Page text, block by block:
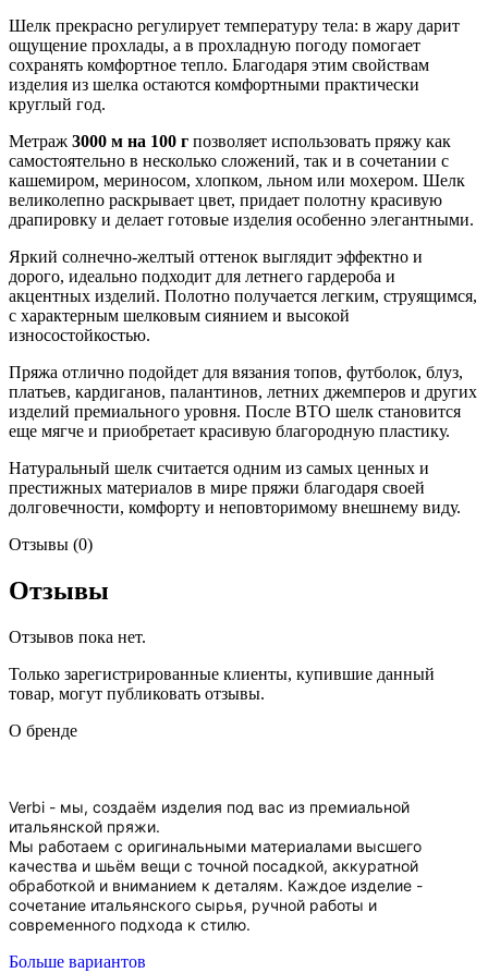
Шелк прекрасно регулирует температуру тела: в жару дарит
ощущение прохлады, а в прохладную погоду помогает
сохранять комфортное тепло. Благодаря этим свойствам
изделия из шелка остаются комфортными практически
круглый год.
Метраж 3000 м на 100 г позволяет использовать пряжу как
самостоятельно в несколько сложений, так и в сочетании с
кашемиром, мериносом, хлопком, льном или мохером. Шелк
великолепно раскрывает цвет, придает полотну красивую
драпировку и делает готовые изделия особенно элегантными.
Яркий солнечно-желтый оттенок выглядит эффектно и
дорого, идеально подходит для летнего гардероба и
акцентных изделий. Полотно получается легким, струящимся,
с характерным шелковым сиянием и высокой
износостойкостью.
Пряжа отлично подойдет для вязания топов, футболок, блуз,
платьев, кардиганов, палантинов, летних джемперов и других
изделий премиального уровня. После ВТО шелк становится
еще мягче и приобретает красивую благородную пластику.
Натуральный шелк считается одним из самых ценных и
престижных материалов в мире пряжи благодаря своей
долговечности, комфорту и неповторимому внешнему виду.
Отзывы (0)
Отзывы
Отзывов пока нет.
Только зарегистрированные клиенты, купившие данный
товар, могут публиковать отзывы.
О бренде
Verbi - мы, создаём изделия под вас из премиальной
итальянской пряжи.
Мы работаем с оригинальными материалами высшего
качества и шьём вещи с точной посадкой, аккуратной
обработкой и вниманием к деталям. Каждое изделие -
сочетание итальянского сырья, ручной работы и
современного подхода к стилю.
Больше вариантов